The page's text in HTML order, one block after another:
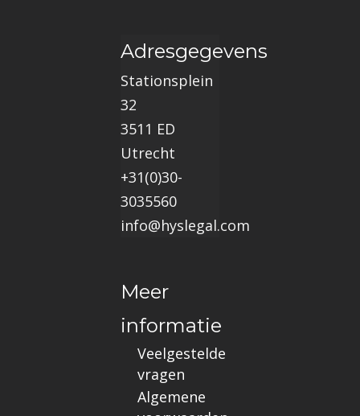
Adresgegevens
Stationsplein
32
3511 ED
Utrecht
+31(0)30-
3035560
info@hyslegal.com
Meer
informatie
Veelgestelde
vragen
Algemene